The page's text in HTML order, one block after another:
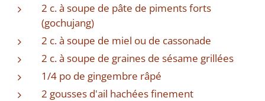
2 c. à soupe de pâte de piments forts
(gochujang)
2 c. à soupe de miel ou de cassonade
2 c. à soupe de graines de sésame grillées
1/4 po de gingembre râpé
2 gousses d'ail hachées finement